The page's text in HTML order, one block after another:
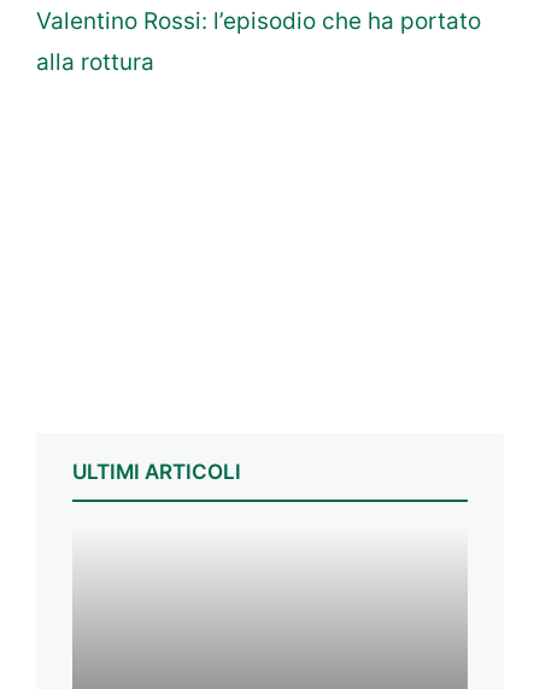
Valentino Rossi: l’episodio che ha portato
alla rottura
ULTIMI ARTICOLI